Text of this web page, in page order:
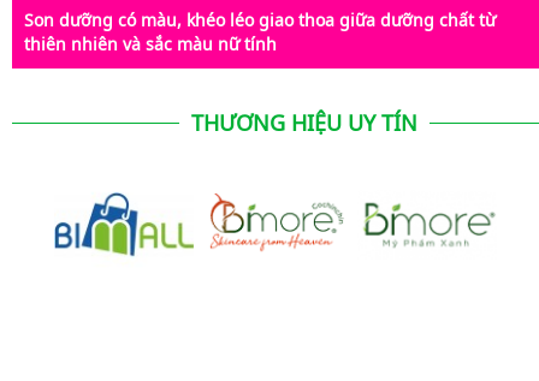
Son dưỡng có màu, khéo léo giao thoa giữa dưỡng chất từ
thiên nhiên và sắc màu nữ tính
THƯƠNG HIỆU UY TÍN